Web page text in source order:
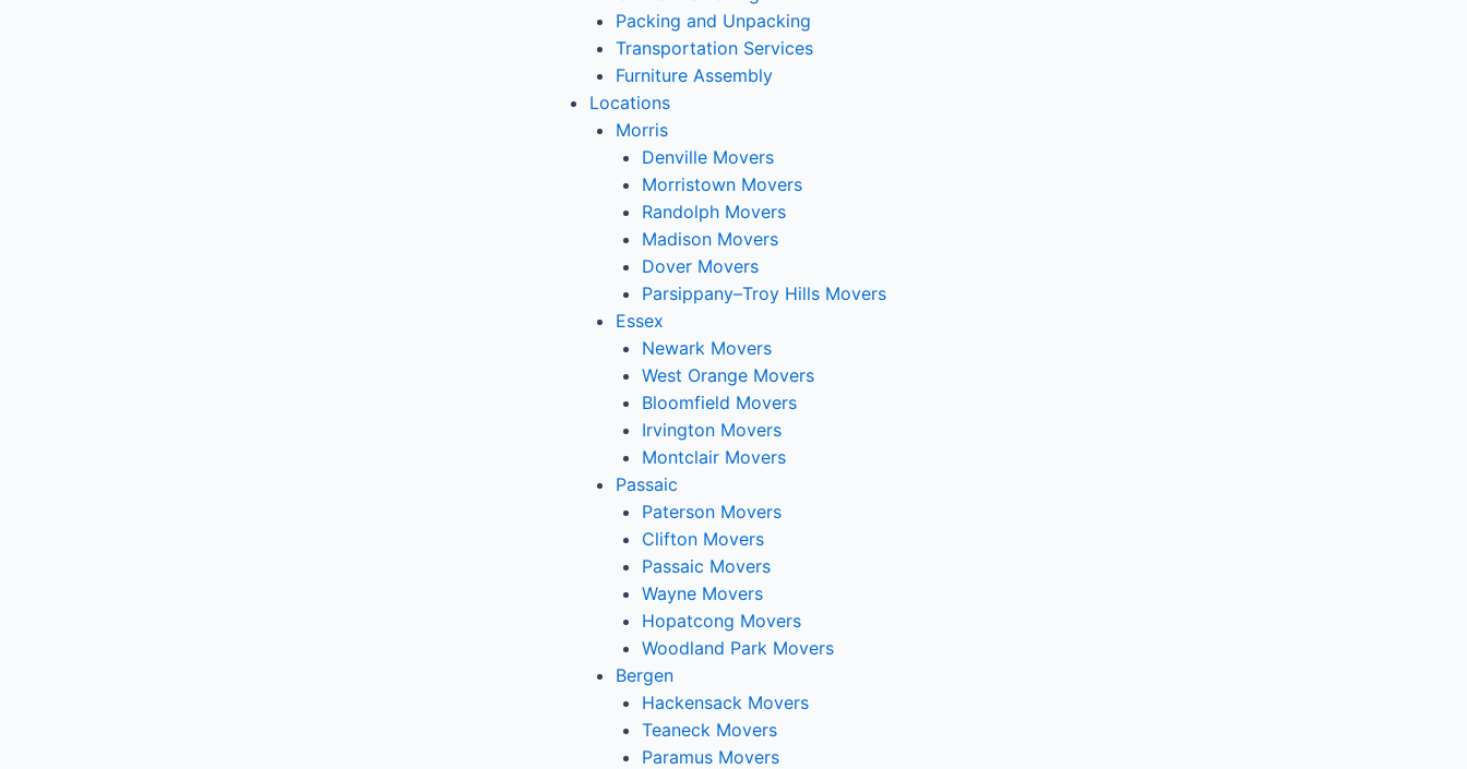
Packing and Unpacking
Transportation Services
Furniture Assembly
Locations
Morris
Denville Movers
Morristown Movers
Randolph Movers
Madison Movers
Dover Movers
Parsippany–Troy Hills Movers
Essex
Newark Movers
West Orange Movers
Bloomfield Movers
Irvington Movers
Montclair Movers
Passaic
Paterson Movers
Clifton Movers
Passaic Movers
Wayne Movers
Hopatcong Movers
Woodland Park Movers
Bergen
Hackensack Movers
Teaneck Movers
Paramus Movers